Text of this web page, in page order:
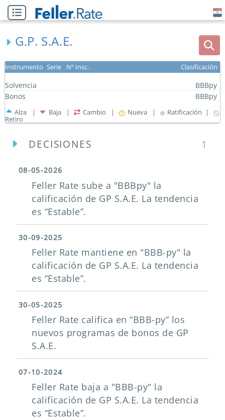
G.P. S.A.E.
Instrumento Serie Nº Insc. Clasificación
Solvencia
BBBpy
Bonos
BBBpy
Alza | Baja | Cambio | Nueva | Ratificación |
Retiro
DECISIONES 1
08-05-2026
Feller Rate sube a "BBBpy" la
calificación de GP S.A.E. La tendencia
es “Estable”.
30-09-2025
Feller Rate mantiene en "BBB-py" la
calificación de GP S.A.E. La tendencia
es “Estable”.
30-05-2025
Feller Rate califica en “BBB-py” los
nuevos programas de bonos de GP
S.A.E.
07-10-2024
Feller Rate baja a "BBB-py" la
calificación de GP S.A.E. La tendencia
es “Estable”.